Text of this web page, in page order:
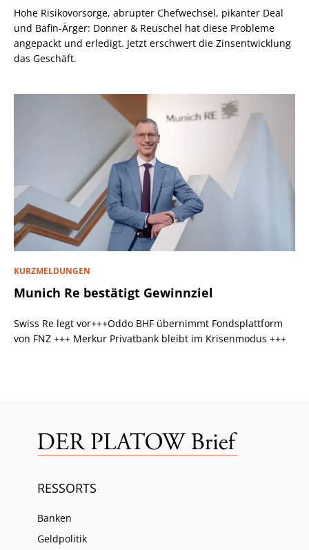
Hohe Risikovorsorge, abrupter Chefwechsel, pikanter Deal
und Bafin-Ärger: Donner & Reuschel hat diese Probleme
angepackt und erledigt. Jetzt erschwert die Zinsentwicklung
das Geschäft.
KURZMELDUNGEN
Munich Re bestätigt Gewinnziel
Swiss Re legt vor+++Oddo BHF übernimmt Fondsplattform
von FNZ +++ Merkur Privatbank bleibt im Krisenmodus +++
RESSORTS
Banken
Geldpolitik